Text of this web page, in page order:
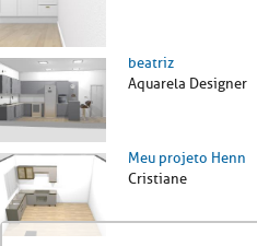
beatriz
Aquarela Designer
Meu projeto Henn
Cristiane